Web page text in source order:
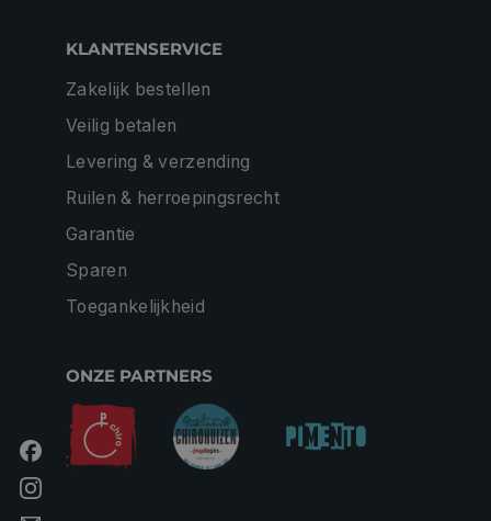
KLANTENSERVICE
Zakelijk bestellen
Veilig betalen
Levering & verzending
Ruilen & herroepingsrecht
Garantie
Sparen
Toegankelijkheid
ONZE PARTNERS